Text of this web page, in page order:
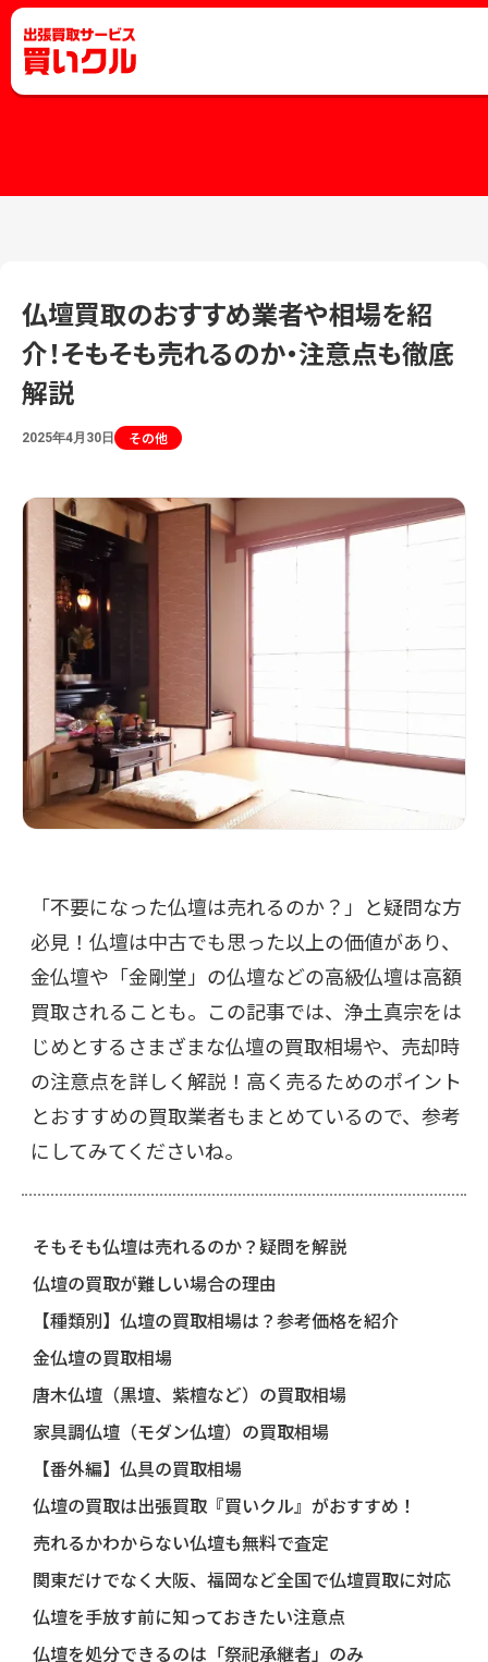
仏壇買取のおすすめ業者や相場を紹
介！そもそも売れるのか・注意点も徹底
解説
2025年4月30日 その他
「不要になった仏壇は売れるのか？」と疑問な方
必見！仏壇は中古でも思った以上の価値があり、
金仏壇や「金剛堂」の仏壇などの高級仏壇は高額
買取されることも。この記事では、浄土真宗をは
じめとするさまざまな仏壇の買取相場や、売却時
の注意点を詳しく解説！高く売るためのポイント
とおすすめの買取業者もまとめているので、参考
にしてみてくださいね。
そもそも仏壇は売れるのか？疑問を解説
仏壇の買取が難しい場合の理由
【種類別】仏壇の買取相場は？参考価格を紹介
金仏壇の買取相場
唐木仏壇（黒壇、紫檀など）の買取相場
家具調仏壇（モダン仏壇）の買取相場
【番外編】仏具の買取相場
仏壇の買取は出張買取『買いクル』がおすすめ！
売れるかわからない仏壇も無料で査定
関東だけでなく大阪、福岡など全国で仏壇買取に対応
仏壇を手放す前に知っておきたい注意点
仏壇を処分できるのは「祭祀承継者」のみ